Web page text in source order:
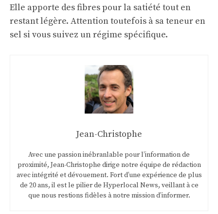
Elle apporte des fibres pour la satiété tout en
restant légère. Attention toutefois à sa teneur en
sel si vous suivez un régime spécifique.
Jean-Christophe
Avec une passion inébranlable pour l’information de
proximité, Jean-Christophe dirige notre équipe de rédaction
avec intégrité et dévouement. Fort d’une expérience de plus
de 20 ans, il est le pilier de Hyperlocal News, veillant à ce
que nous restions fidèles à notre mission d’informer.